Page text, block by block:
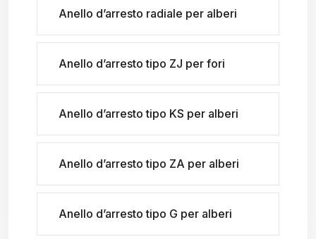
Anello d’arresto radiale per alberi
Anello d’arresto tipo ZJ per fori
Anello d’arresto tipo KS per alberi
Anello d’arresto tipo ZA per alberi
Anello d’arresto tipo G per alberi